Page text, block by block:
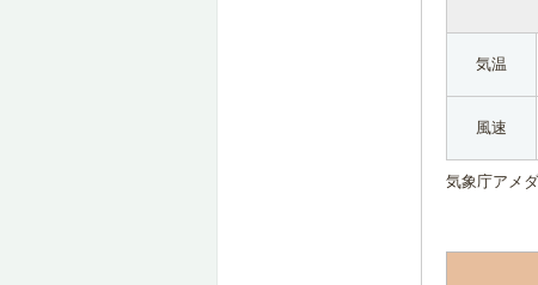
気温
風速
気象庁アメ